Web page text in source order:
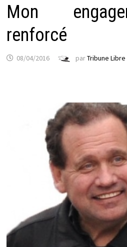
Mon
renforcé
08/04/2016 parTribune Libre